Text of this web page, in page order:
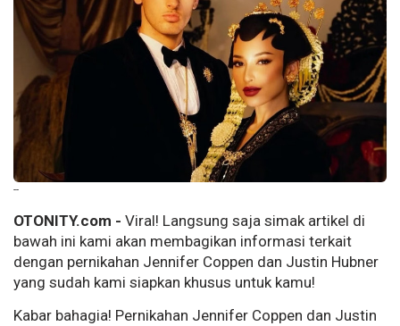
--
OTONITY.com - Viral! Langsung saja simak artikel di
bawah ini kami akan membagikan informasi terkait
dengan pernikahan Jennifer Coppen dan Justin Hubner
yang sudah kami siapkan khusus untuk kamu!
Kabar bahagia! Pernikahan Jennifer Coppen dan Justin